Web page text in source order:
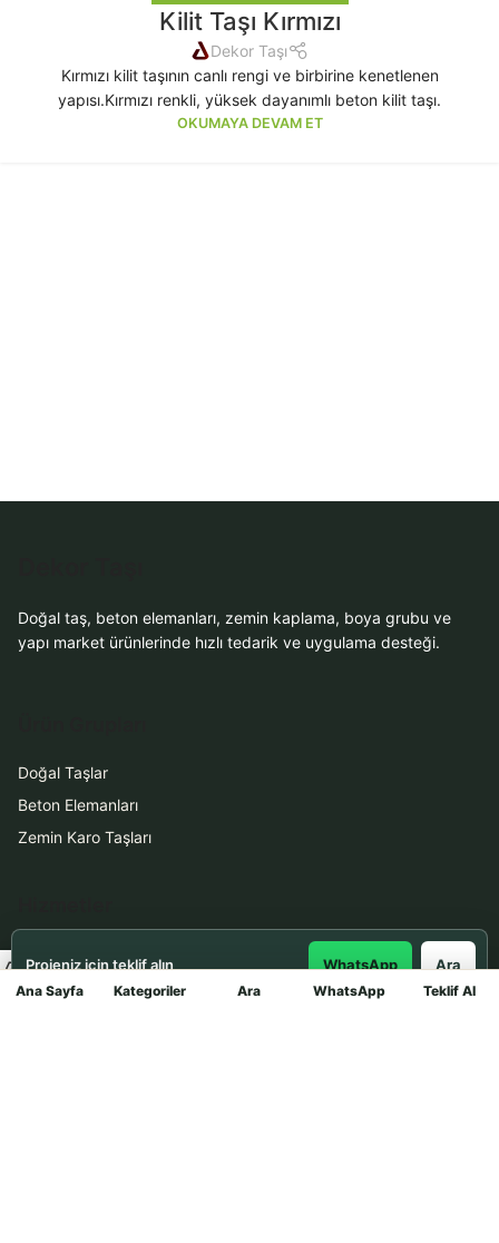
Kilit Taşı Kırmızı
Dekor Taşı
Kırmızı kilit taşının canlı rengi ve birbirine kenetlenen
yapısı.Kırmızı renkli, yüksek dayanımlı beton kilit taşı.
OKUMAYA DEVAM ET
Ana Sayfa Kategoriler Ara WhatsApp Teklif Al
Doğal taş, beton elemanları, zemin kaplama, boya grubu ve
yapı market ürünlerinde hızlı tedarik ve uygulama desteği.
Doğal Taşlar
Beton Elemanları
Zemin Karo Taşları
Boya Badana
Projeniz için teklif alın WhatsApp Ara